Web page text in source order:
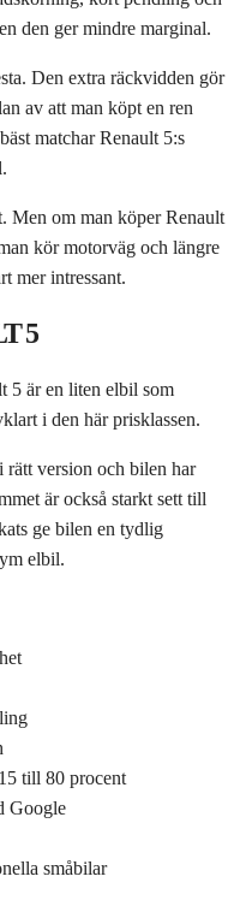
den ger mindre marginal.
Den extra räckvidden gör
av att man köpt en ren
matchar Renault 5:s
Men om man köper Renault
kör motorväg och längre
mer intressant.
5
5 är en liten elbil som
i den här prisklassen.
version och bilen har
är också starkt sett till
ge bilen en tydlig
elbil.
till 80 procent
Google
småbilar